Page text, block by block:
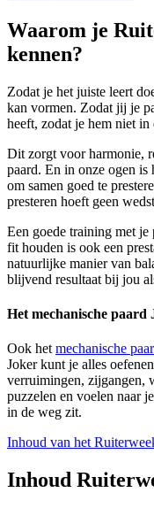
Waarom je
kennen?
Zodat je het juiste leert
kan vormen. Zodat jij je
heeft, zodat je hem niet in
Dit zorgt voor harmonie,
paard. En in onze ogen is
om samen goed te
presteren hoeft geen
Een goede training met je
fit houden is ook een
natuurlijke manier van
blijvend resultaat bij jou
Het mechanische paard
Ook het mechanische
Joker kunt je alles
verruimingen, zijgangen,
puzzelen en voelen naar
in de weg zit.
Inhoud van het
Inhoud